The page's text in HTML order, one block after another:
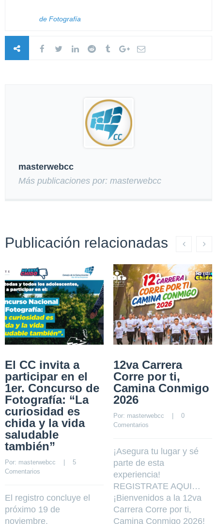
de Fotografía
masterwebcc
Más publicaciones por: masterwebcc
Publicación relacionadas
El CC invita a
participar en el
1er. Concurso de
Fotografía: “La
curiosidad es
chida y la vida
saludable
también”
Por: masterwebcc
5
Comentarios
El registro concluye el
próximo 19 de
noviembre.
12va Carrera
Corre por ti,
Camina Conmigo
2026
Por: masterwebcc
0
Comentarios
¡Asegura tu lugar y sé
parte de esta
experiencia!
REGISTRATE AQUI…
¡Bienvenidos a la 12va
Carrera Corre por ti,
Camina Conmigo 2026!